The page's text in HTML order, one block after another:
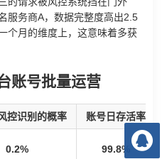
服务商A，数据完整度高出2.5
月的维度上，这意味着多获
账号批量运营
控识别的概率 账号日存活率
0.2% 99.8%